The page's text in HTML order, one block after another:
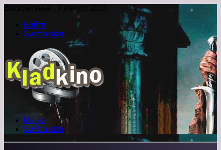
Воскресенье , 9 Август 2026
Войти
Switch skin
Меню
Switch skin